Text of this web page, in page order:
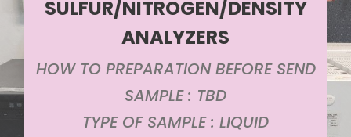
SULFUR/NITROGEN/DENSITY
ANALYZERS
HOW TO PREPARATION BEFORE SEND
SAMPLE : TBD
TYPE OF SAMPLE : LIQUID